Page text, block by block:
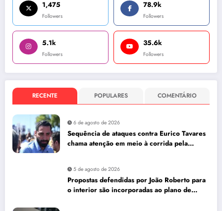
1,475
Followers
78.9k
Followers
5.1k
Followers
35.6k
Followers
RECENTE POPULARES COMENTÁRIO
6 de agosto de 2026
Sequência de ataques contra Eurico Tavares
chama atenção em meio à corrida pela
5 de agosto de 2026
Propostas defendidas por João Roberto para
o interior são incorporadas ao plano de